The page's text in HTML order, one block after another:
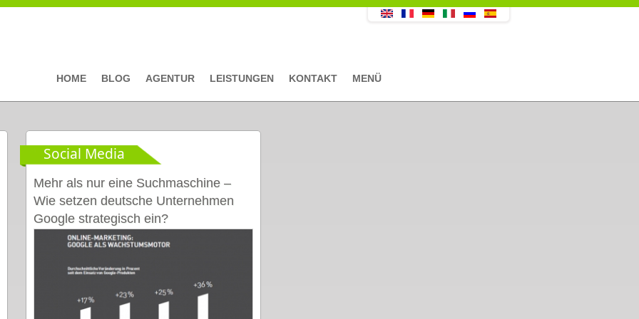
HOME BLOG AGENTUR LEISTUNGEN KONTAKT MENÜ
Social Media
Mehr als nur eine Suchmaschine –
Wie setzen deutsche Unternehmen
Google strategisch ein?